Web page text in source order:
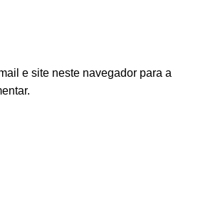
e site neste navegador para a